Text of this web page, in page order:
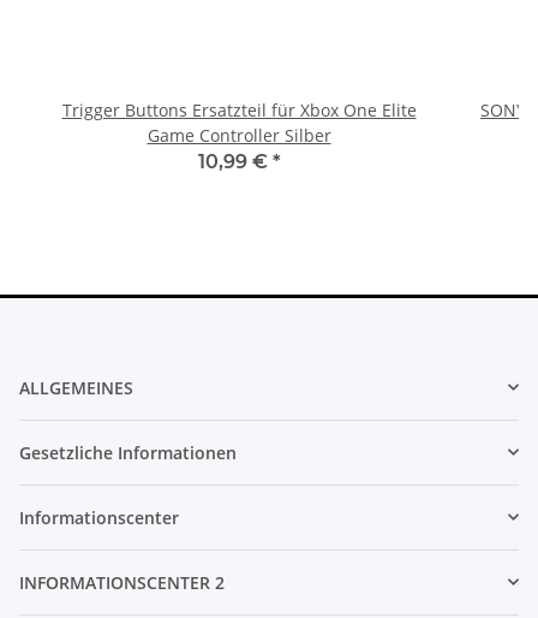
Trigger Buttons Ersatzteil für Xbox One Elite
Game Controller Silber
10,99 € *
SONY
ALLGEMEINES
Gesetzliche Informationen
Informationscenter
INFORMATIONSCENTER 2